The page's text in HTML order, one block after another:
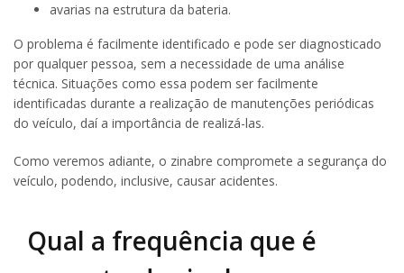
avarias na estrutura da bateria.
O problema é facilmente identificado e pode ser diagnosticado
por qualquer pessoa, sem a necessidade de uma análise
técnica. Situações como essa podem ser facilmente
identificadas durante a realização de manutenções periódicas
do veículo, daí a importância de realizá-las.
Como veremos adiante, o zinabre compromete a segurança do
veículo, podendo, inclusive, causar acidentes.
Qual a frequência que é